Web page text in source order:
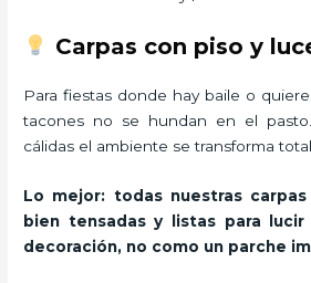
Carpas con piso y
Para fiestas donde hay baile o
tacones no se hundan en el
cálidas el ambiente se transforma
Lo mejor: todas nuestras
bien tensadas y listas para
decoración, no como un parche